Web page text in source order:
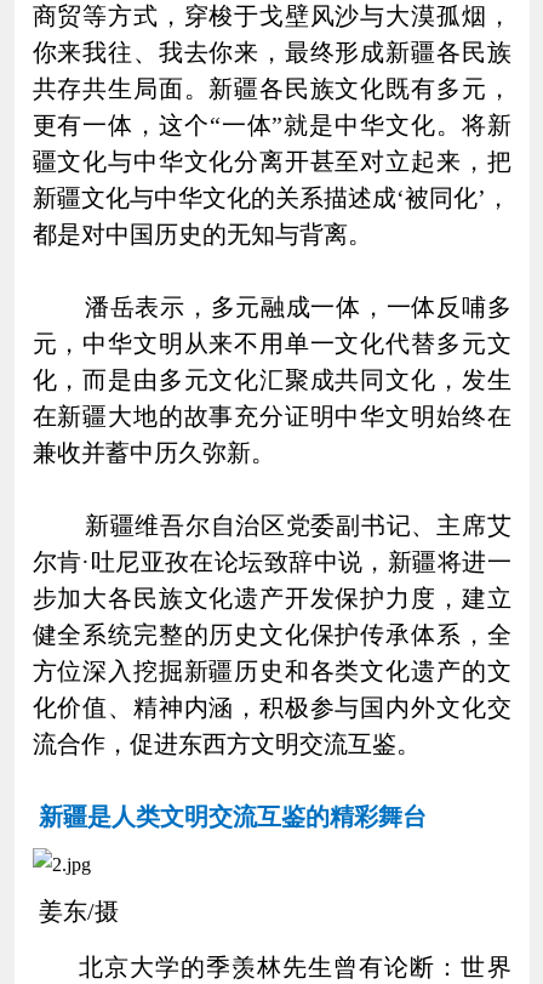
商贸等方式，穿梭于戈壁风沙与大漠孤烟，
你来我往、我去你来，最终形成新疆各民族
共存共生局面。新疆各民族文化既有多元，
更有一体，这个“一体”就是中华文化。将新
疆文化与中华文化分离开甚至对立起来，把
新疆文化与中华文化的关系描述成‘被同化’，
都是对中国历史的无知与背离。
潘岳表示，多元融成一体，一体反哺多
元，中华文明从来不用单一文化代替多元文
化，而是由多元文化汇聚成共同文化，发生
在新疆大地的故事充分证明中华文明始终在
兼收并蓄中历久弥新。
新疆维吾尔自治区党委副书记、主席艾
尔肯·吐尼亚孜在论坛致辞中说，新疆将进一
步加大各民族文化遗产开发保护力度，建立
健全系统完整的历史文化保护传承体系，全
方位深入挖掘新疆历史和各类文化遗产的文
化价值、精神内涵，积极参与国内外文化交
流合作，促进东西方文明交流互鉴。
新疆是人类文明交流互鉴的精彩舞台
姜东/摄
北京大学的季羡林先生曾有论断：世界